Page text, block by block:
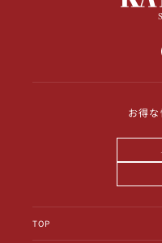
お得
TOP